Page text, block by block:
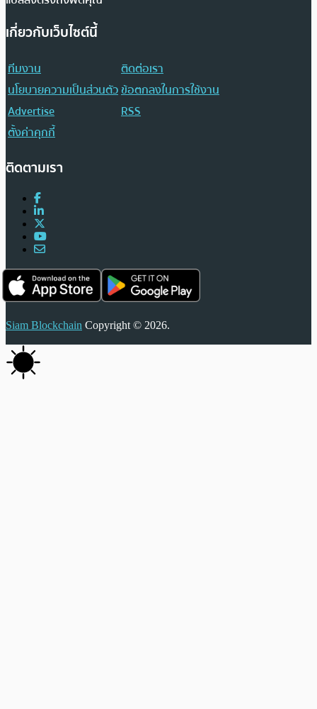
เกี่ยวกับเว็บไซต์นี้
ทีมงาน
ติดต่อเรา
นโยบายความเป็นส่วนตัวข้อตกลงในการใช้งาน
Advertise
RSS
ตั้งค่าคุกกี้
ติดตามเรา
Siam Blockchain Copyright © 2026.